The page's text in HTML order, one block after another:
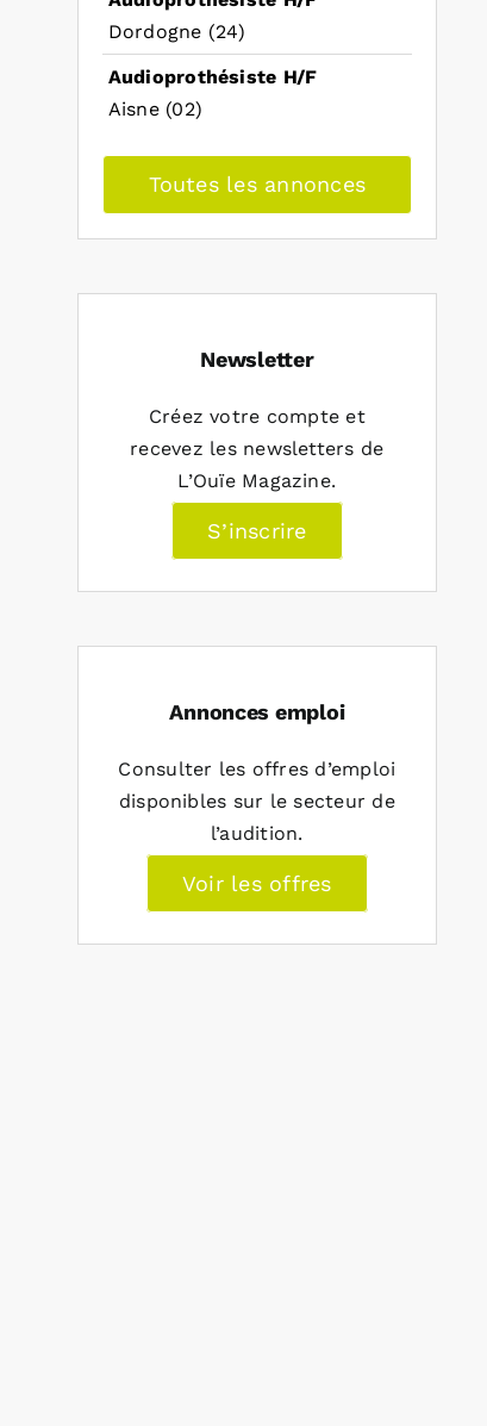
Dordogne (24)
Audioprothésiste H/F
Aisne (02)
Toutes les annonces
Newsletter
Créez votre compte et
recevez les newsletters de
L’Ouïe Magazine.
S’inscrire
Annonces emploi
Consulter les offres d’emploi
disponibles sur le secteur de
l’audition.
Voir les offres